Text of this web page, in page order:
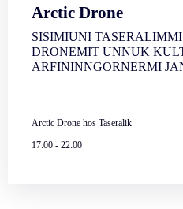
Arctic Drone
SISIMIUNI
DRONEMIT UNNUK
ARFININNGORNERMI
Arctic Drone hos Taseralik
17:00 - 22:00